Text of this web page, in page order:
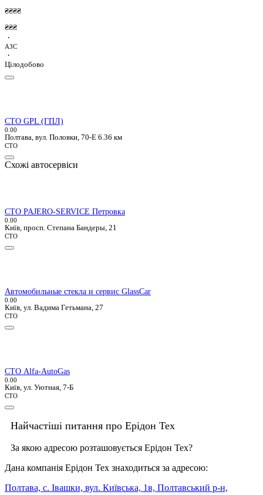
₴₴₴₴
₴₴₴
·
АЗС
·
Цілодобово
СТО GPL (ГПЛ)
0.00
Полтава, вул. Половки, 70-Е 6.36 км
СТО
Схожі автосервіси
СТО PAJERO-SERVICE Петровка
0.00
Київ, просп. Степана Бандеры, 21
СТО
Автомобильные стекла и сервис GlassCar
0.00
Київ, ул. Вадима Гетьмана, 27
СТО
СТО Alfa-AutoGas
0.00
Київ, ул. Уютная, 7-Б
СТО
Найчастіші питання про Ерідон Тех
За якою адресою розташовується Ерідон Тех?
Дана компанія Ерідон Тех знаходиться за адресою:
Полтава, с. Івашки, вул. Київська, 1в, Полтавський р-н,